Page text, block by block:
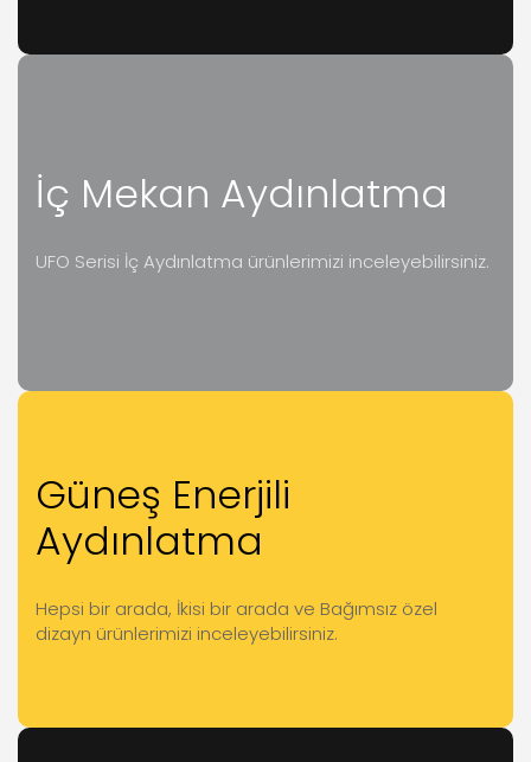
İç Mekan Aydınlatma
UFO Serisi İç Aydınlatma ürünlerimizi inceleyebilirsiniz.
Güneş Enerjili
Aydınlatma
Hepsi bir arada, İkisi bir arada ve Bağımsız özel
dizayn ürünlerimizi inceleyebilirsiniz.